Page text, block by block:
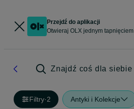
Przejdź do aplikacji
Otwieraj OLX jednym tapnięciem
Znajdź coś dla siebie
Filtry·2 Antyki i Kolekcje